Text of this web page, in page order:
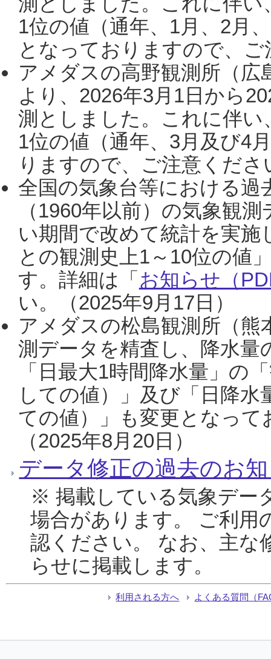
1位の値（通年、1月、2月
となっておりますので、
アメダスの高野観測所（
より、2026年3月1日から
測としました。これに伴い
1位の値（通年、3月及び4
りますので、ご注意くだ
全国の気象台等における過
（1960年以前）の気象観
い期間で改めて統計を実
との観測史上1～10位の値
す。詳細は「 お知らせ（
い。（2025年9月17日）
アメダスの松島観測所（熊
測データを精査し、降水
「日最大1時間降水量」の
しての値）」及び「日降
ての値）」も変更となっ
（2025年8月20日）
データ修正の過去のお
※ 掲載している気象デー
場合があります。 ご利用
認ください。 なお、主な
らせに掲載します。
利用される方へ よくある質問（